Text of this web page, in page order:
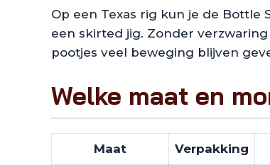
Op een Texas rig kun je de Bottle
een skirted jig. Zonder
pootjes veel beweging blijven
Welke maat en
Maat Verpakking